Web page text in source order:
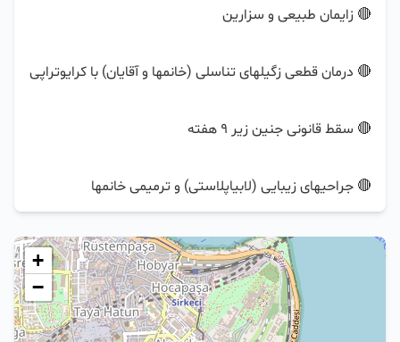
🔴 جراحیهای زیبایی (لابیاپلاستی) و ترمیمی خانمها
+
−